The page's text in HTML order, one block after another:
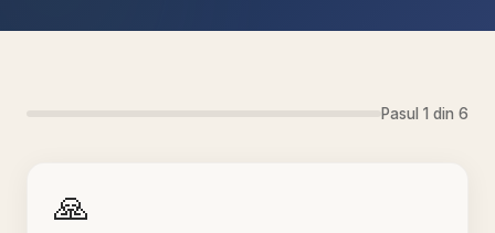
Pasul 1 din 6
🙏